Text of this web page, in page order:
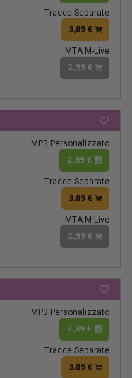
Tracce Separate
3,89 €
MTA M-Live
2,99 €
MP3 Personalizzato
2,89 €
Tracce Separate
3,89 €
MTA M-Live
2,99 €
MP3 Personalizzato
2,89 €
Tracce Separate
3,89 €